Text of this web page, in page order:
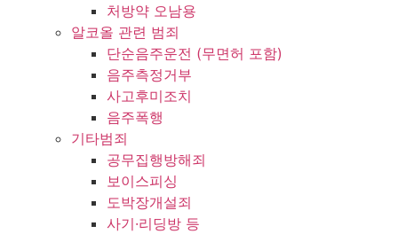
처방약 오남용
알코올 관련 범죄
단순음주운전 (무면허 포함)
음주측정거부
사고후미조치
음주폭행
기타범죄
공무집행방해죄
보이스피싱
도박장개설죄
사기·리딩방 등